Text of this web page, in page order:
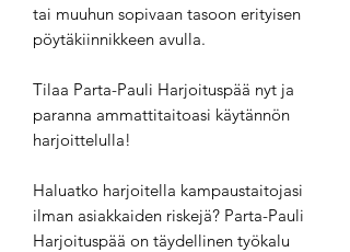
tai muuhun sopivaan tasoon erityisen
pöytäkiinnikkeen avulla.
Tilaa Parta-Pauli Harjoituspää nyt ja
paranna ammattitaitoasi käytännön
harjoittelulla!
Haluatko harjoitella kampaustaitojasi
ilman asiakkaiden riskejä? Parta-Pauli
Harjoituspää on täydellinen työkalu